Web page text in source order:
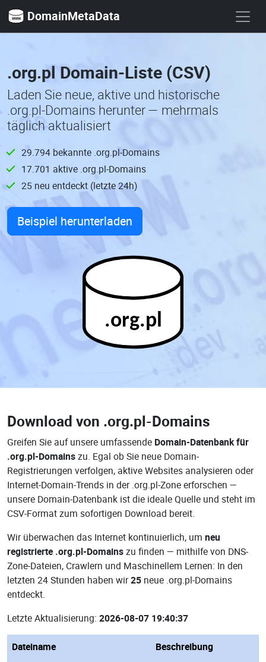
DomainMetaData
.org.pl Domain-Liste (CSV)
Laden Sie neue, aktive und historische
.org.pl-Domains herunter — mehrmals
täglich aktualisiert
29.794 bekannte .org.pl-Domains
17.701 aktive .org.pl-Domains
25 neu entdeckt (letzte 24h)
Beispiel herunterladen
.org.pl
Download von .org.pl-Domains
Greifen Sie auf unsere umfassende Domain-Datenbank für
.org.pl-Domainszu. Egal ob Sie neue Domain-
Registrierungen verfolgen, aktive Websites analysieren oder
Internet-Domain-Trends in der .org.pl-Zone erforschen —
unsere Domain-Datenbank ist die ideale Quelle und steht im
CSV-Format zum sofortigen Download bereit.
Wir überwachen das Internet kontinuierlich, um neu
registrierte .org.pl-Domainszu finden — mithilfe von DNS-
Zone-Dateien, Crawlern und Maschinellem Lernen: In den
letzten 24 Stunden haben wir25 neue .org.pl-Domains
entdeckt.
Letzte Aktualisierung: 2026-08-07 19:40:37
Dateiname Beschreibung